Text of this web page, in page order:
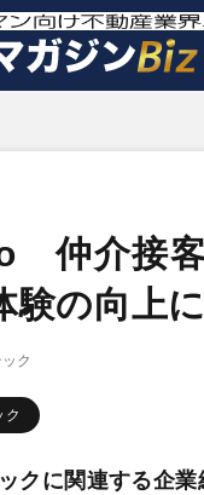
仲介接客
験の向上
ク
ク
クに関連する企